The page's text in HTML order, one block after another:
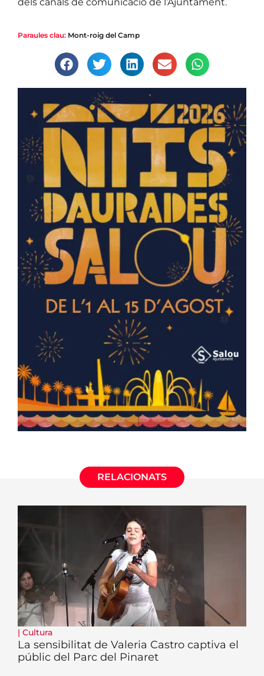
Paraules clau: Mont-roig del Camp
RELACIONATS
| Cultura
La sensibilitat de Valeria Castro captiva el
públic del Parc del Pinaret